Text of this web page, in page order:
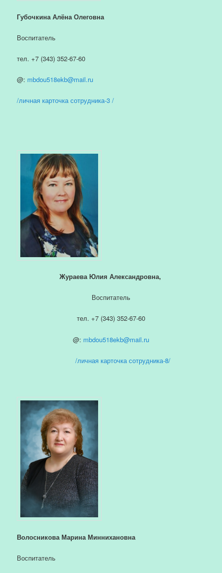
Губочкина Алёна Олеговна
Воспитатель
тел. +7 (343) 352-67-60
@: mbdou518ekb@mail.ru
/личная карточка сотрудника-3 /
Жураева Юлия Александровна,
Воспитатель
тел. +7 (343) 352-67-60
@: mbdou518ekb@mail.ru
/личная карточка сотрудника-8/
Волосникова Марина Миннихановна
Воспитатель